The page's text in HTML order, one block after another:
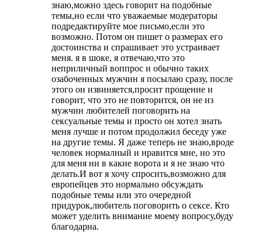
знаю,можно здесь говорит на подобные
темы,но если что уважаемые модераторы
подредактируйте мое письмо,если это
возможно. Потом он пишет о размерах его
достоинства и спрашивает это устраивает
меня. я в шоке, я отвечаю,что это
неприличный воппрос и обычно таких
озабоченных мужчин я посылаю сразу, после
этого он извиняется,просит прощение и
говорит, что это не повторится, он не из
мужчин любителей поговорить на
сексуальные темы и просто он хотел знать
меня лучше и потом продолжил беседу уже
на другие темы. Я даже теперь не знаю,вроде
человек нормалный и нравится мне, но это
для меня ни в какие ворота и я не знаю что
делать.И вот я хочу спросить,возможно для
европейцев это нормально обсуждать
подобные темы или это очередной
придурок,любитель поговорить о сексе. Кто
может уделить внимание моему вопросу,буду
благодарна.